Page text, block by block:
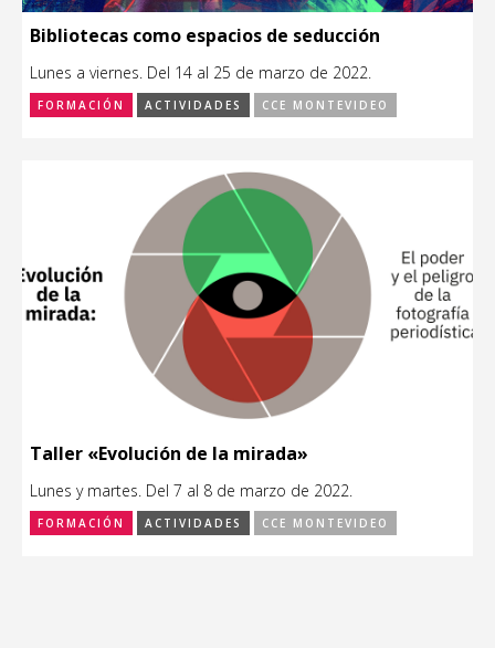
Bibliotecas como espacios de seducción
Lunes a viernes. Del 14 al 25 de marzo de 2022.
FORMACIÓN ACTIVIDADES CCE MONTEVIDEO
Taller «Evolución de la mirada»
Lunes y martes. Del 7 al 8 de marzo de 2022.
FORMACIÓN ACTIVIDADES CCE MONTEVIDEO